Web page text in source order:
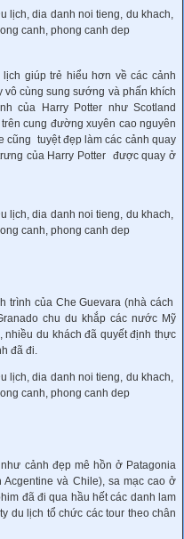
giúp trẻ hiểu hơn về các cảnh
vô cùng sung sướng và phấn khích
của Harry Potter như Scotland
cung đường xuyên cao nguyên
cũng tuyệt đẹp làm các cảnh quay
của Harry Potter được quay ở
trình của Che Guevara (nhà cách
chu du khắp các nước Mỹ
nhiều du khách đã quyết định thực
đã đi.
cảnh đẹp mê hồn ở Patagonia
và Chile), sa mạc cao ở
đã đi qua hầu hết các danh lam
du lịch tổ chức các tour theo chân